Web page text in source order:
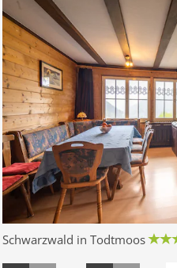
Schwarzwald in Todtmoos